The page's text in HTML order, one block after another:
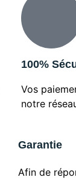
100%
Vos
notre
Garantie
Afin de